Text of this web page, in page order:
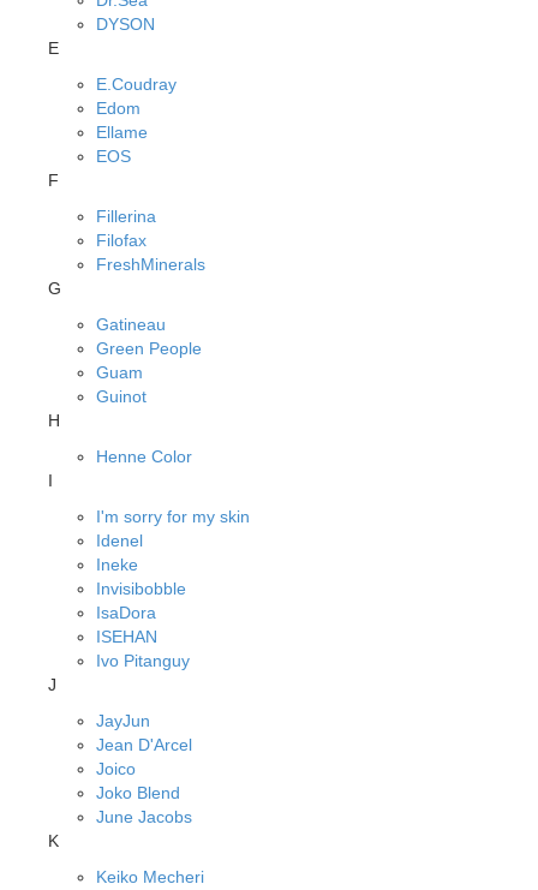
DYSON
E
E.Coudray
Edom
Ellame
EOS
F
Fillerina
Filofax
FreshMinerals
G
Gatineau
Green People
Guam
Guinot
H
Henne Color
I
I'm sorry for my skin
Idenel
Ineke
Invisibobble
IsaDora
ISEHAN
Ivo Pitanguy
J
JayJun
Jean D'Arcel
Joico
Joko Blend
June Jacobs
K
Keiko Mecheri